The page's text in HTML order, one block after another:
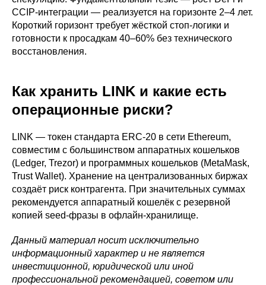
CCIP-интеграции — реализуется на горизонте 2–4 лет.
Короткий горизонт требует жёсткой стоп-логики и
готовности к просадкам 40–60% без технического
восстановления.
Как хранить LINK и какие есть
операционные риски?
LINK — токен стандарта ERC-20 в сети Ethereum,
совместим с большинством аппаратных кошельков
(Ledger, Trezor) и программных кошельков (MetaMask,
Trust Wallet). Хранение на централизованных биржах
создаёт риск контрагента. При значительных суммах
рекомендуется аппаратный кошелёк с резервной
копией seed-фразы в офлайн-хранилище.
Данный материал носит исключительно
информационный характер и не является
инвестиционной, юридической или иной
профессиональной рекомендацией, советом или